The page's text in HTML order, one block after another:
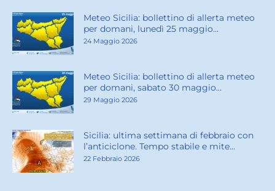
Meteo Sicilia: bollettino di allerta meteo
per domani, lunedì 25 maggio...
24 Maggio 2026
Meteo Sicilia: bollettino di allerta meteo
per domani, sabato 30 maggio...
29 Maggio 2026
Sicilia: ultima settimana di febbraio con
l’anticiclone. Tempo stabile e mite...
22 Febbraio 2026